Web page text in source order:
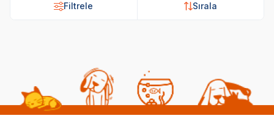
Filtrele Sırala